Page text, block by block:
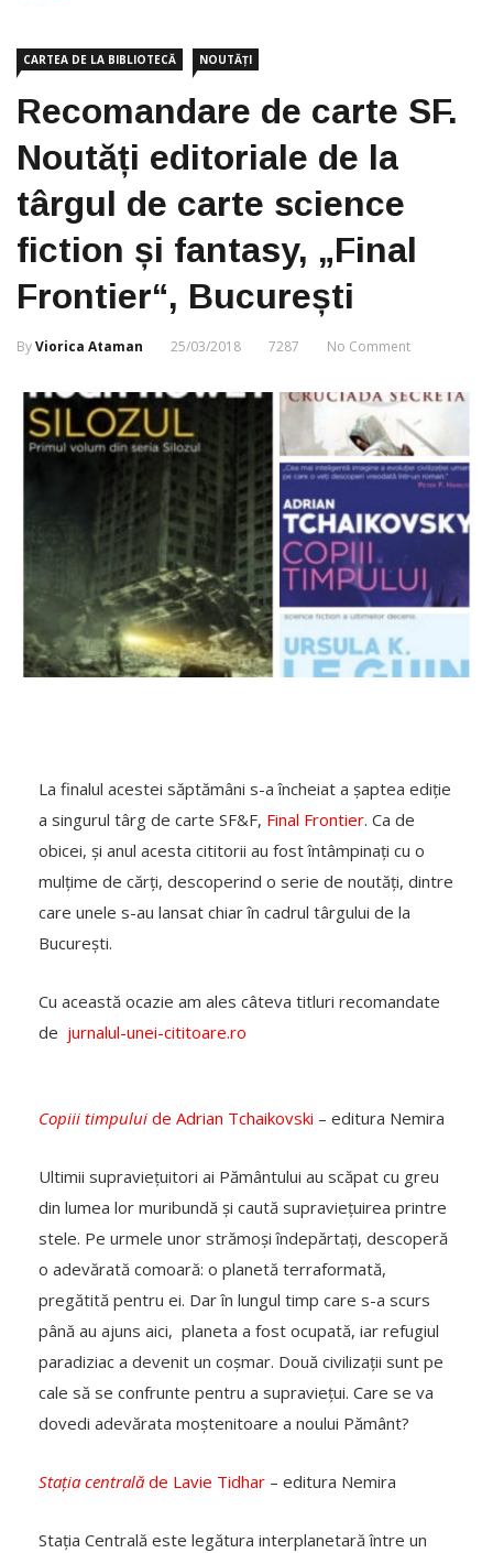
CARTEA DE LA BIBLIOTECĂ NOUTĂȚI
Recomandare de carte SF.
Noutăți editoriale de la
târgul de carte science
fiction și fantasy, „Final
Frontier“, București
ByViorica Ataman 25/03/2018 7287 No Comment
La finalul acestei săptămâni s-a încheiat a șaptea ediție
a singurul târg de carte SF&F, Final Frontier. Ca de
obicei, și anul acesta cititorii au fost întâmpinați cu o
mulțime de cărți, descoperind o serie de noutăți, dintre
care unele s-au lansat chiar în cadrul târgului de la
București.
Cu această ocazie am ales câteva titluri recomandate
de jurnalul-unei-cititoare.ro
Copiii timpului de Adrian Tchaikovski – editura Nemira
Ultimii supraviețuitori ai Pământului au scăpat cu greu
din lumea lor muribundă și caută supraviețuirea printre
stele. Pe urmele unor strămoși îndepărtați, descoperă
o adevărată comoară: o planetă terraformată,
pregătită pentru ei. Dar în lungul timp care s-a scurs
până au ajuns aici, planeta a fost ocupată, iar refugiul
paradiziac a devenit un coșmar. Două civilizații sunt pe
cale să se confrunte pentru a supraviețui. Care se va
dovedi adevărata moștenitoare a noului Pământ?
Stația centrală de Lavie Tidhar – editura Nemira
Stația Centrală este legătura interplanetară între un